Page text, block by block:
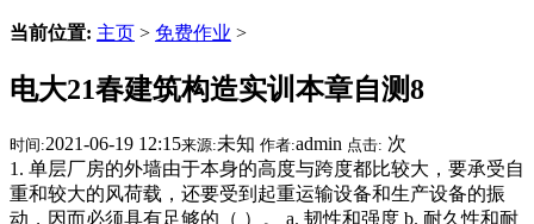
当前位置: 主页 > 免费作业 >
电大21春建筑构造实训本章自测8
时间:2021-06-19 12:15来源:未知 作者:admin 点击: 次
1. 单层厂房的外墙由于本身的高度与跨度都比较大，要承受自
重和较大的风荷载，还要受到起重运输设备和生产设备的振
动，因而必须具有足够的（ ）。 a. 韧性和强度 b. 耐久性和耐